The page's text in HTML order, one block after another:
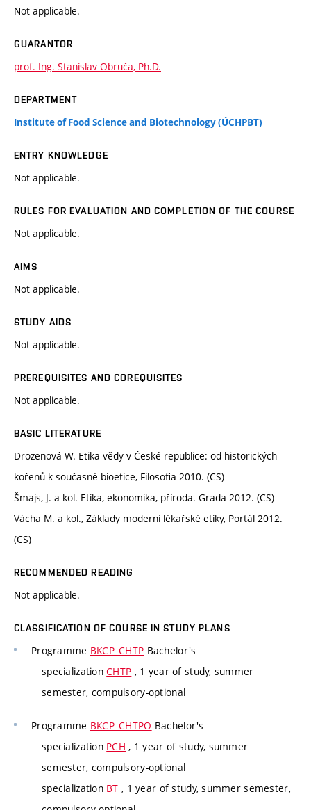
Not applicable.
GUARANTOR
prof. Ing. Stanislav Obruča, Ph.D.
DEPARTMENT
Institute of Food Science and Biotechnology (ÚCHPBT)
ENTRY KNOWLEDGE
Not applicable.
RULES FOR EVALUATION AND COMPLETION OF THE COURSE
Not applicable.
AIMS
Not applicable.
STUDY AIDS
Not applicable.
PREREQUISITES AND COREQUISITES
Not applicable.
BASIC LITERATURE
Drozenová W. Etika vědy v České republice: od historických
kořenů k současné bioetice, Filosofia 2010. (CS)
Šmajs, J. a kol. Etika, ekonomika, příroda. Grada 2012. (CS)
Vácha M. a kol., Základy moderní lékařské etiky, Portál 2012.
(CS)
RECOMMENDED READING
Not applicable.
CLASSIFICATION OF COURSE IN STUDY PLANS
Programme BKCP_CHTP Bachelor's
specializationCHTP , 1 year of study, summer
semester, compulsory-optional
Programme BKCP_CHTPO Bachelor's
specialization PCH , 1 year of study, summer
semester, compulsory-optional
specialization BT , 1 year of study, summer semester,